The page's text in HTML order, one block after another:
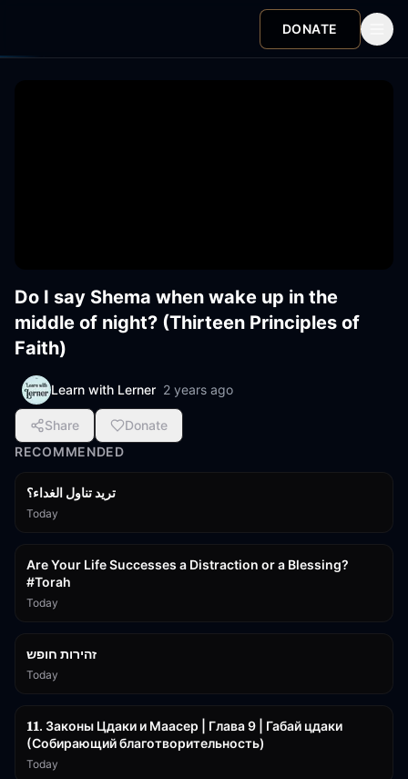
DONATE
Do I say Shema when wake up in the
middle of night? (Thirteen Principles of
Faith)
Learn with Lerner 2 years ago
Share
Donate
RECOMMENDED
تريد تناول الغداء؟
Today
Are Your Life Successes a Distraction or a Blessing?
#Torah
Today
זהירות חופש
Today
𝟏𝟏. Законы Цдаки и Маасер | Глава 9 | Габай цдаки
(Собирающий благотворительность)
Today